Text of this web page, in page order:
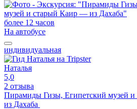
более 12 часов
На автобусе
индивидуальная
Наталья
5,0
2 отзыва
Пирамиды Гизы, Египетский музей
из Дахаба